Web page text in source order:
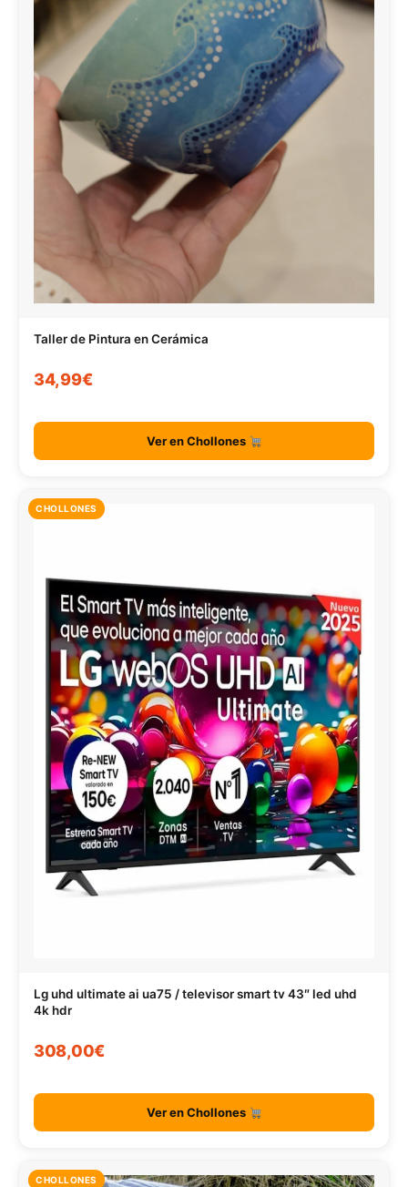
Taller de Pintura en Cerámica
34,99€
Ver en Chollones
CHOLLONES
Lg uhd ultimate ai ua75 / televisor smart tv 43″ led uhd
4k hdr
308,00€
Ver en Chollones
CHOLLONES